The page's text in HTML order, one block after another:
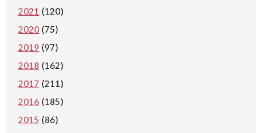
2021 (120)
2020 (75)
2019 (97)
2018 (162)
2017 (211)
2016 (185)
2015 (86)